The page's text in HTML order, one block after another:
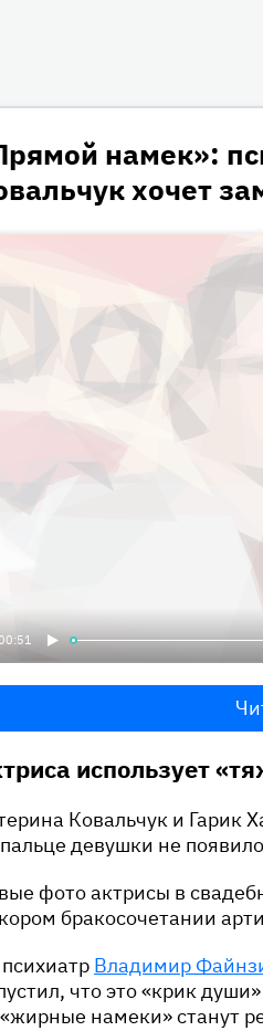
намек»:
хочет
использует
Ковальчук и Гарик
девушки не
фото актрисы в
бракосочетании
Владимир
что это «крик
намеки» станут